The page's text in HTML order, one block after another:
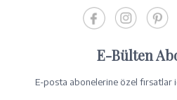
E-Bülten
E-posta abonelerine özel fırsatlar